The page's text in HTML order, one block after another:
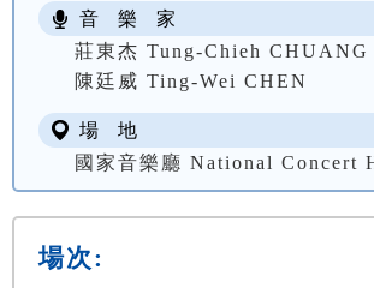
音 樂 家
莊東杰 Tung-Chieh CHUANG
陳廷威 Ting-Wei CHEN
場 地
國家音樂廳 National Concert
場次: